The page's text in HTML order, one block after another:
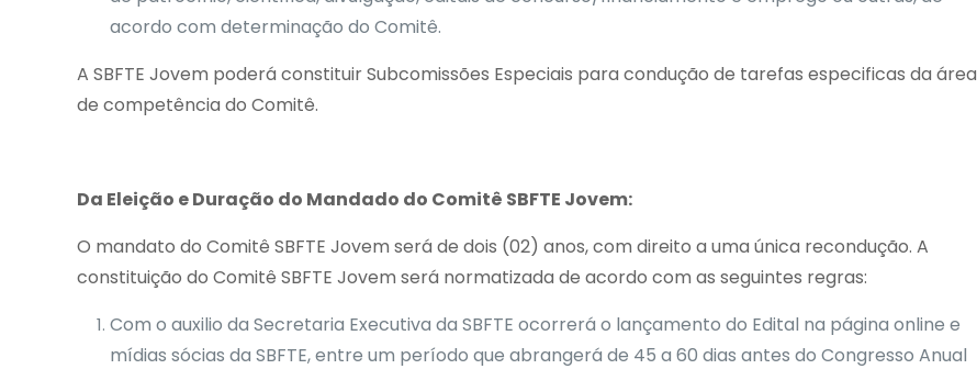
acordo com determinação do Comitê.
A SBFTE Jovem poderá constituir Subcomissões Especiais para condução de tarefas especificas da área
de competência do Comitê.
Da Eleição e Duração do Mandado do Comitê SBFTE Jovem:
O mandato do Comitê SBFTE Jovem será de dois (02) anos, com direito a uma única recondução. A
constituição do Comitê SBFTE Jovem será normatizada de acordo com as seguintes regras:
Com o auxilio da Secretaria Executiva da SBFTE ocorrerá o lançamento do Edital na página online e
mídias sócias da SBFTE, entre um período que abrangerá de 45 a 60 dias antes do Congresso Anual